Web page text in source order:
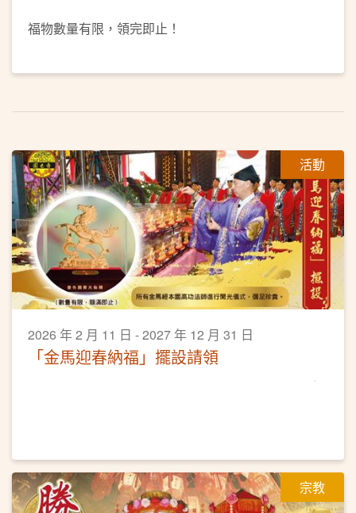
福物數量有限，領完即止！
活動
2026 年 2 月 11 日 - 2027 年 12 月 31 日
「金馬迎春納福」擺設請領
宗教